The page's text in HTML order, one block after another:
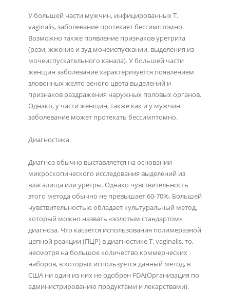
У большей части мужчин, инфицированных T.
vaginalis, заболевание протекает бессимптомно.
Возможно также появление признаков уретрита
(рези, жжение и зуд мочеиспускании, выделения из
мочеиспускательного канала). У большей части
женщин заболевание характеризуется появлением
зловонных желто-зеного цвета выделений и
признаков раздражения наружных половых органов.
Однако, у части женщин, также как и у мужчин
заболевание может протекать бессимптомно.
Диагностика
Диагноз обычно выставляется на основании
микроскопического исследования выделений из
влагалища или уретры. Однако чувствительность
этого метода обычно не превышает 60-70%. Большей
чувствительностью обладает культуральный метод,
который можно назвать «золотым стандартом»
диагноза. Что касается использования полимеразной
цепной реакции (ПЦР) в диагностике T. vaginalis, то,
несмотря на большое количество коммерческих
наборов, в которых используется данный метод, в
США ни один из них не одобрен FDA(Организация по
администрированию продуктами и лекарствами).